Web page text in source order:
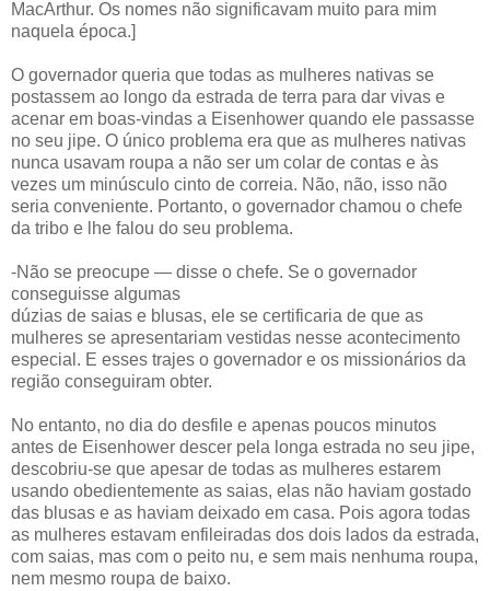
MacArthur. Os nomes não significavam muito para mim
naquela época.]
O governador queria que todas as mulheres nativas se
postassem ao longo da estrada de terra para dar vivas e
acenar em boas-vindas a Eisenhower quando ele passasse
no seu jipe. O único problema era que as mulheres nativas
nunca usavam roupa a não ser um colar de contas e às
vezes um minúsculo cinto de correia. Não, não, isso não
seria conveniente. Portanto, o governador chamou o chefe
da tribo e lhe falou do seu problema.
-Não se preocupe — disse o chefe. Se o governador
conseguisse algumas
dúzias de saias e blusas, ele se certificaria de que as
mulheres se apresentariam vestidas nesse acontecimento
especial. E esses trajes o governador e os missionários da
região conseguiram obter.
No entanto, no dia do desfile e apenas poucos minutos
antes de Eisenhower descer pela longa estrada no seu jipe,
descobriu-se que apesar de todas as mulheres estarem
usando obedientemente as saias, elas não haviam gostado
das blusas e as haviam deixado em casa. Pois agora todas
as mulheres estavam enfileiradas dos dois lados da estrada,
com saias, mas com o peito nu, e sem mais nenhuma roupa,
nem mesmo roupa de baixo.